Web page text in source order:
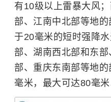
有10级以上雷暴大风
部、江南中北部等地
于20毫米的短时强降
部、湖南西北部和东
部、重庆东南部等地
毫米，最大可达80毫米